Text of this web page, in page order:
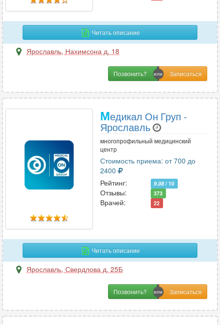
Читать описание
Ярославль, Нахимсона д. 18
Позвонить?
Медикал Он Груп -
Ярославль
многопрофильный медицинский
центр
Стоимость приема: от 700 до
2400
Рейтинг:
9.08 / 10
Отзывы: 373
Врачей: 22
Читать описание
Ярославль, Свердлова д. 25Б
Позвонить?